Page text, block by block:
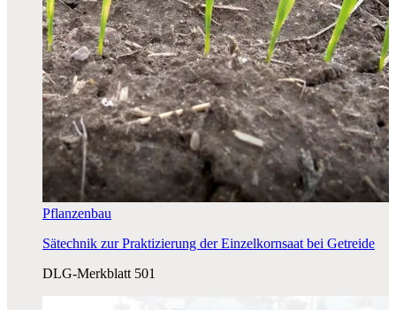
Pflanzenbau
Sätechnik zur Praktizierung der Einzelkornsaat bei Getreide
DLG-Merkblatt 501